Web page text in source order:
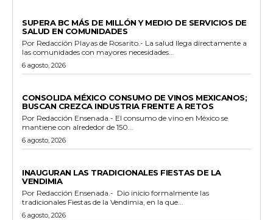
SUPERA BC MÁS DE MILLÓN Y MEDIO DE SERVICIOS DE
SALUD EN COMUNIDADES
Por Redacción Playas de Rosarito.- La salud llega directamente a
las comunidades con mayores necesidades...
6 agosto, 2026
CONSOLIDA MÉXICO CONSUMO DE VINOS MEXICANOS;
BUSCAN CREZCA INDUSTRIA FRENTE A RETOS
Por Redacción Ensenada.- El consumo de vino en México se
mantiene con alrededor de 150...
6 agosto, 2026
INAUGURAN LAS TRADICIONALES FIESTAS DE LA
VENDIMIA
Por Redacción Ensenada.- Dio inicio formalmente las
tradicionales Fiestas de la Vendimia, en la que...
6 agosto, 2026